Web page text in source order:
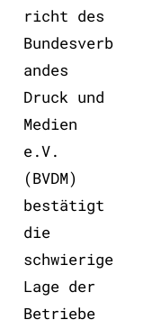
richt des
Bundesverb
andes
Druck und
Medien
e.V.
(BVDM)
bestätigt
die
schwierige
Lage der
Betriebe